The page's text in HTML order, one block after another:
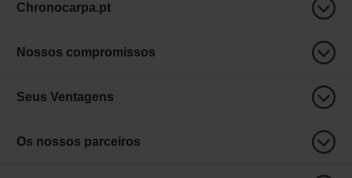
Chronocarpa.pt
Nossos compromissos
Seus Ventagens
Os nossos parceiros